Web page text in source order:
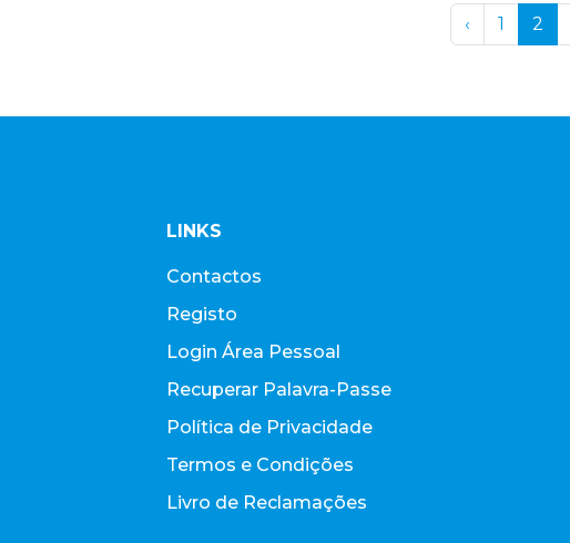
‹ 1 2
LINKS
Contactos
Registo
Login Área Pessoal
Recuperar Palavra-Passe
Política de Privacidade
Termos e Condições
Livro de Reclamações